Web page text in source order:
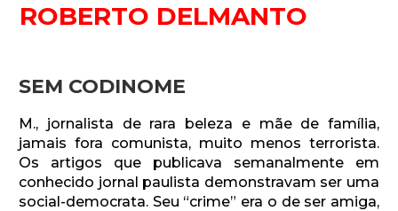
ROBERTO DELMANTO
SEM CODINOME
M., jornalista de rara beleza e mãe de família,
jamais fora comunista, muito menos terrorista.
Os artigos que publicava semanalmente em
conhecido jornal paulista demonstravam ser uma
social-democrata. Seu “crime” era o de ser amiga,